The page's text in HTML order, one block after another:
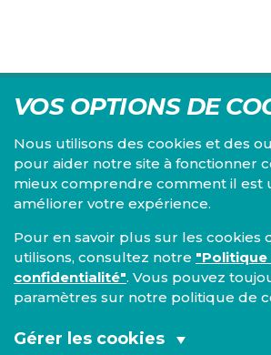
VOS OPTIONS DE
Nous utilisons des cookies et des
pour aider notre site à fonctionner
mieux comprendre comment il est
améliorer votre expérience.
Pour en savoir plus sur les cookies
utilisons, consultez notre "Politique
confidentialité". Vous pouvez
paramètres sur notre politique de
Gérer les cookies
Centre d'études du PS, l'Institut Emile
consacre à la recherche sur toutes les
économique, social, financier,
éthique, juridique et environnemental.
IEV
1000 Bruxelles